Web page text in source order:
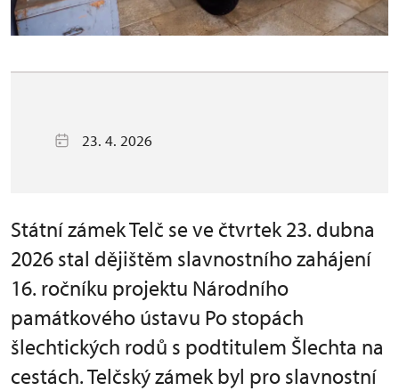
23. 4. 2026
Státní zámek Telč se ve čtvrtek 23. dubna
2026 stal dějištěm slavnostního zahájení
16. ročníku projektu Národního
památkového ústavu Po stopách
šlechtických rodů s podtitulem Šlechta na
cestách. Telčský zámek byl pro slavnostní